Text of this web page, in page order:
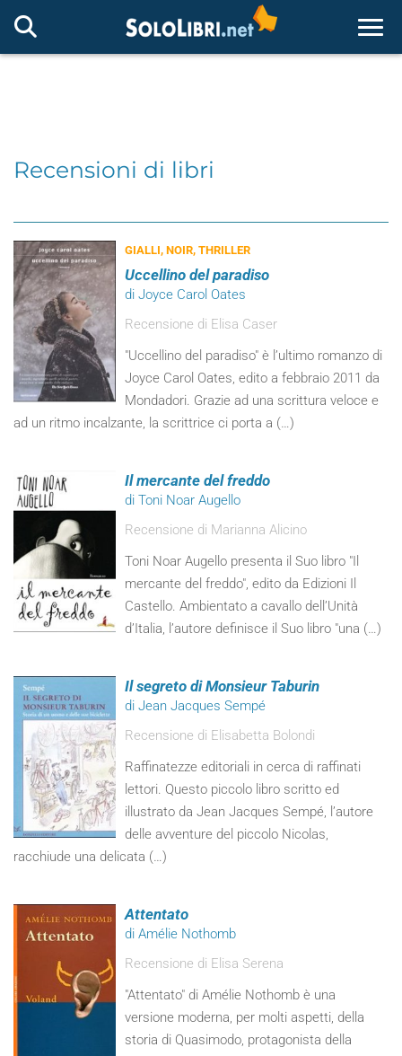
Recensioni di libri
GIALLI, NOIR, THRILLER
Uccellino del paradiso
di Joyce Carol Oates
Recensione di Elisa Caser
"Uccellino del paradiso" è l’ultimo romanzo di
Joyce Carol Oates, edito a febbraio 2011 da
Mondadori. Grazie ad una scrittura veloce e
ad un ritmo incalzante, la scrittrice ci porta a (…)
Il mercante del freddo
di Toni Noar Augello
Recensione di Marianna Alicino
Toni Noar Augello presenta il Suo libro "Il
mercante del freddo", edito da Edizioni Il
Castello. Ambientato a cavallo dell’Unità
d’Italia, l’autore definisce il Suo libro "una (…)
Il segreto di Monsieur Taburin
di Jean Jacques Sempé
Recensione di Elisabetta Bolondi
Raffinatezze editoriali in cerca di raffinati
lettori. Questo piccolo libro scritto ed
illustrato da Jean Jacques Sempé, l’autore
delle avventure del piccolo Nicolas,
racchiude una delicata (…)
Attentato
di Amélie Nothomb
Recensione di Elisa Serena
"Attentato" di Amélie Nothomb è una
versione moderna, per molti aspetti, della
storia di Quasimodo, protagonista della